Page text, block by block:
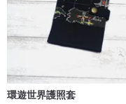
環遊世界護照套